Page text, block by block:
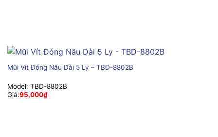
Mũi Vít Đóng Nâu Dài 5 Ly – TBD-8802B
Model: TBD-8802B
Giá:95,000₫